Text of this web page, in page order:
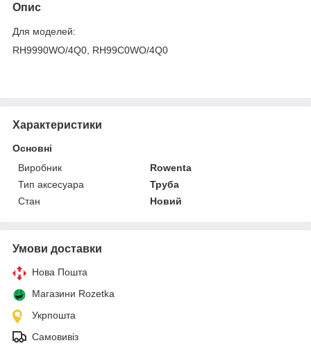
Опис
Для моделей:
RH9990WO/4Q0, RH99C0WO/4Q0
Характеристики
Основні
Виробник
Rowenta
Тип аксесуара
Труба
Стан
Новий
Умови доставки
Нова Пошта
Магазини Rozetka
Укрпошта
Самовивіз